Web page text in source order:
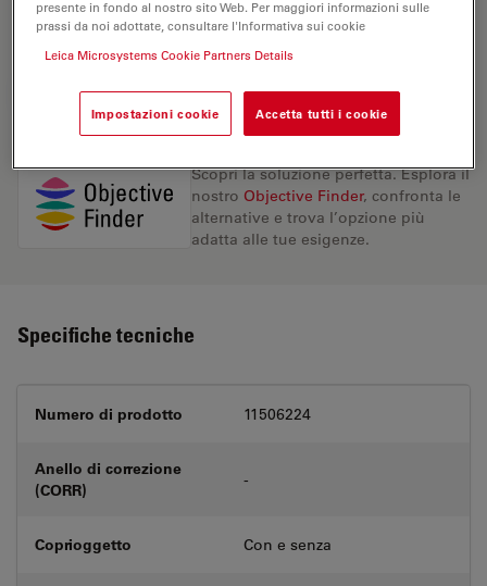
libera di 13,7 mm e un FN pari a 25.
RICHIESTA DI PREVENTIVO
Scopri la soluzione perfetta. Esplora il
nostro Objective Finder, confronta le
alternative e trova l’opzione più
adatta alle tue esigenze.
Specifiche tecniche
Numero di prodotto 11506224
Anello di correzione
(CORR)
-
Coprioggetto Con e senza
presente in fondo al nostro sito Web. Per maggiori informazioni sulle
prassi da noi adottate, consultare l'Informativa sui cookie
Leica Microsystems Cookie Partners Details
Impostazioni cookie Accetta tutti i cookie